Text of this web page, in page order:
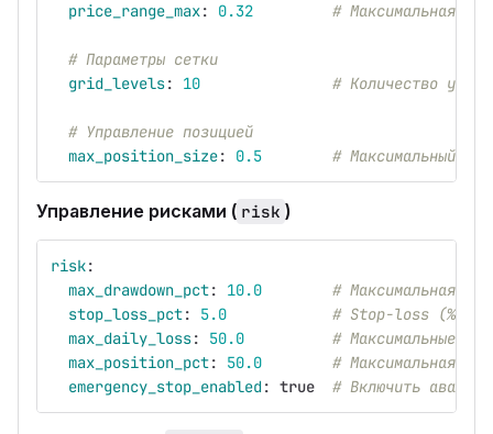
price_range_max: 0.32 # Максимальная
# Параметры сетки
grid_levels: 10 # Количество
# Управление позицией
max_position_size: 0.5 # Максимальный
Управление рисками ( risk )
risk:
max_drawdown_pct: 10.0
# Максимальная
stop_loss_pct: 5.0
# Stop-loss (%)
max_daily_loss: 50.0
# Максимальные
max_position_pct: 50.0
# Максимальная
emergency_stop_enabled: true # Включить